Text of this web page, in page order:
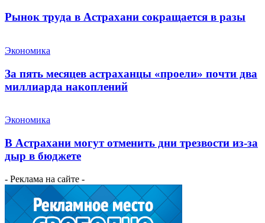
Рынок труда в Астрахани сокращается в разы
Экономика
За пять месяцев астраханцы «проели» почти два
миллиарда накоплений
Экономика
В Астрахани могут отменить дни трезвости из-за
дыр в бюджете
- Реклама на сайте -